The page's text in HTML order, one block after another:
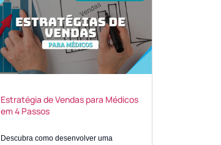
Estratégia de Vendas para Médicos
em 4 Passos
Descubra como desenvolver uma